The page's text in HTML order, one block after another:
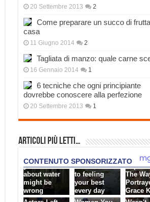
20 Settembre 2013 2
Come preparare un succo di
casa
11 Giugno 2014 2
Tagliata di manzo: quale carne
16 Gennaio 2014 1
6 tecniche che ogni principiante
dovrebbe conoscere alla perfezione
20 Settembre 2013 1
Articoli più Letti…